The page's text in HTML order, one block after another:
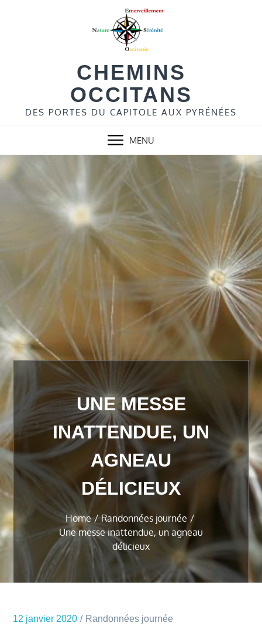
CHEMINS
OCCITANS
DES PORTES DU CAPITOLE AUX PYRÉNÉES
MENU
UNE MESSE
INATTENDUE, UN
AGNEAU
DÉLICIEUX
Home
Randonnées journée
Une messe inattendue, un agneau
délicieux
12 janvier 2020 Randonnées journée